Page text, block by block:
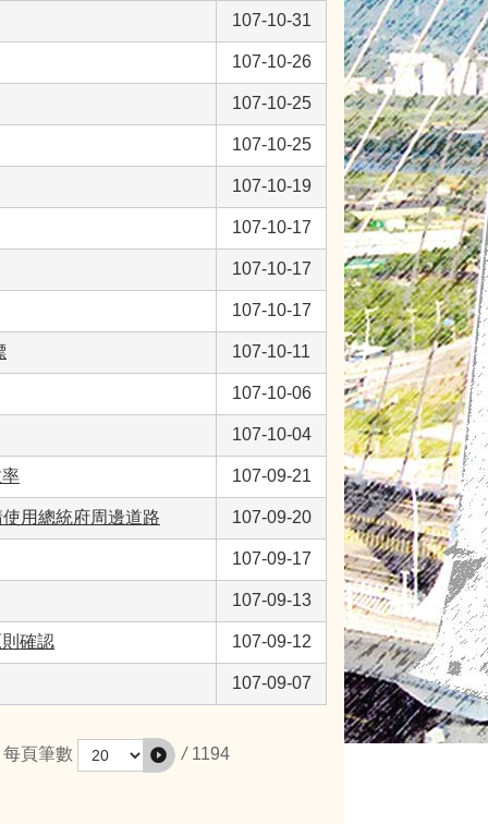
107-10-31
107-10-26
107-10-25
107-10-25
107-10-19
107-10-17
107-10-17
107-10-17
107-10-11
107-10-06
107-10-04
107-09-21
用總統府周邊道路 107-09-20
107-09-17
107-09-13
確認 107-09-12
107-09-07
每頁筆數 / 1194